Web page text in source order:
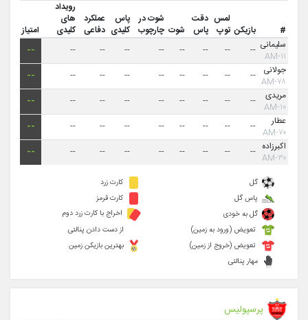
# بازیکن
لمس
توپ
دقت
پاس
شوت
شوت در
چارچوب
پاس
کلیدی
عملکرد
دفاعی
رویداد
های
کلیدی
امتیاز
سلیمانی
۱۱-AM
--
--
--
--
--
--
--
--
--
جولانی
۷۸-AM
--
--
--
--
--
--
--
--
--
مریدی
۱۰-AM
--
--
--
--
--
--
--
--
--
عطار
۷۰-AM
--
--
--
--
--
--
--
--
--
اکبرزاده
۳۰-AM
--
--
--
--
--
--
--
--
--
گل
پاس گل
گل به خودی
کارت زرد
کارت قرمز
اخراج با کارت زرد دوم
تعویض (ورود به زمین)
تعویض (خروج از زمین)
مهار پنالتی
از دست دادن پنالتی
بهترین بازیکن زمین
پرسپولیس